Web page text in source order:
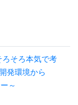
そろ本気で考
発環境から
～